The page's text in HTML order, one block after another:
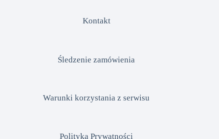
Kontakt
Śledzenie zamówienia
Warunki korzystania z serwisu
Polityka Prywatności